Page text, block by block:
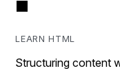
LEARN HTML
Structuring content